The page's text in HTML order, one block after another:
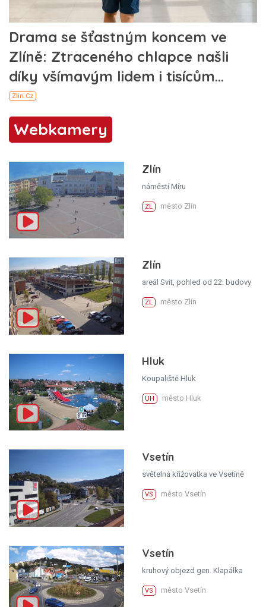
Webkamery
Zlín
náměstí Míru
ZL město Zlín
Zlín
areál Svit, pohled od 22. budovy
ZL město Zlín
Hluk
Koupaliště Hluk
UH město Hluk
Vsetín
světelná křižovatka ve Vsetíně
VS město Vsetín
Vsetín
kruhový objezd gen. Klapálka
VS město Vsetín